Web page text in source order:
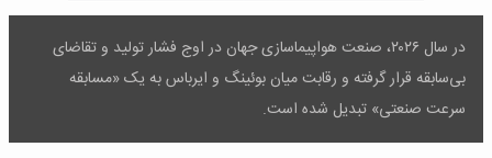
در سال ۲۰۲۶، صنعت هواپیماسازی جهان در اوج فشار تولید و تقاضای
بی‌سابقه قرار گرفته و رقابت میان بوئینگ و ایرباس به یک «مسابقه
سرعت صنعتی» تبدیل شده است.